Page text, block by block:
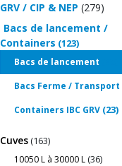
GRV / CIP & NEP (279)
Bacs de lancement /
Containers (123)
Bacs de lancement
Bacs Ferme / Transport
Containers IBC GRV (23)
Cuves(163)
10050 L à 30000 L(36)